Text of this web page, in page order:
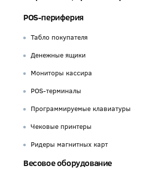
POS-периферия
Табло покупателя
Денежные ящики
Мониторы кассира
POS-терминалы
Программируемые клавиатуры
Чековые принтеры
Ридеры магнитных карт
Весовое оборудование